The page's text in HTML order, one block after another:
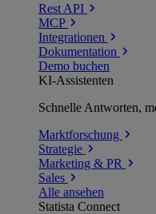
Rest API
MCP
Integrationen
Dokumentation
Demo buchen
KI-Assistenten
Schnelle Antworten,
Marktforschung
Strategie
Marketing & PR
Sales
Alle ansehen
Statista Connect